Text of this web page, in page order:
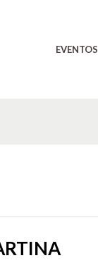
EVENTOS